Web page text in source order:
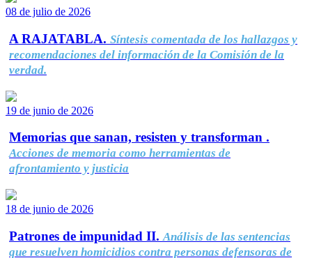
08 de julio de 2026
A RAJATABLA. Síntesis comentada de los hallazgos y
recomendaciones del información de la Comisión de la
verdad.
19 de junio de 2026
Memorias que sanan, resisten y transforman .
Acciones de memoria como herramientas de
afrontamiento y justicia
18 de junio de 2026
Patrones de impunidad II. Análisis de las sentencias
que resuelven homicidios contra personas defensoras de